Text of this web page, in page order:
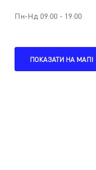
Пн-Нд 09:00 - 19:00
ПОКАЗАТИ НА МАПІ